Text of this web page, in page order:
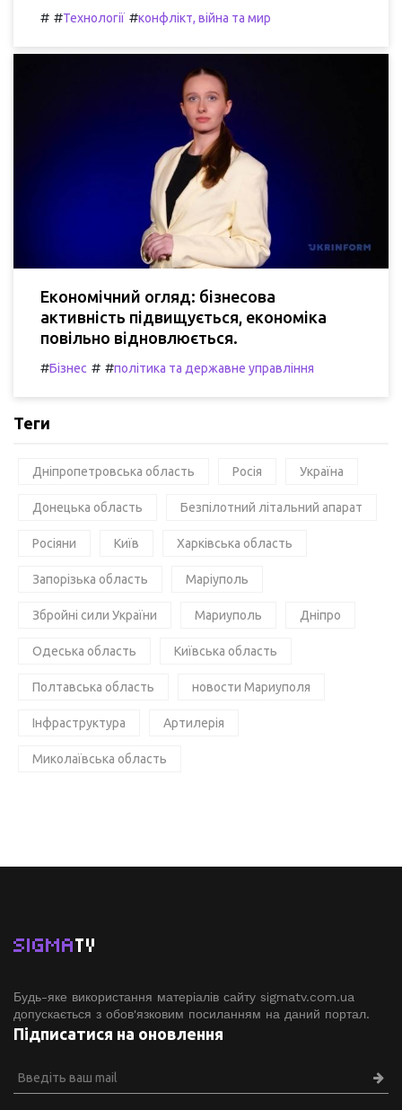
# #Технології #конфлікт, війна та мир
Економічний огляд: бізнесова
активність підвищується, економіка
повільно відновлюється.
#Бізнес # #політика та державне управління
Теги
Дніпропетровська область Росія Україна
Донецька область Безпілотний літальний апарат
Росіяни Київ Харківська область
Запорізька область Маріуполь
Збройні сили України Мариуполь Дніпро
Одеська область Київська область
Полтавська область новости Мариуполя
Інфраструктура Артилерія
Миколаївська область
SIGMATV
Будь-яке використання матеріалів сайту sigmatv.com.ua
допускається з обов'язковим посиланням на даний портал.
Підписатися на оновлення